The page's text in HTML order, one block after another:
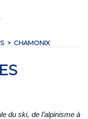
> CHAMONIX
du ski, de l’alpinisme à